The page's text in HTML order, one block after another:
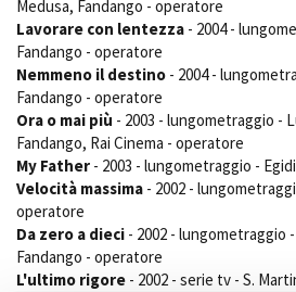
Medusa, Fandango - operatore
Lavorare con lentezza - 2004 -
Fandango - operatore
Nemmeno il destino - 2004 -
Fandango - operatore
Ora o mai più - 2003 - lungometraggio -
Fandango, Rai Cinema - operatore
My Father - 2003 - lungometraggio -
Velocità massima - 2002 -
operatore
Da zero a dieci - 2002 - lungometraggio
Fandango - operatore
L'ultimo rigore - 2002 - serie tv - S.